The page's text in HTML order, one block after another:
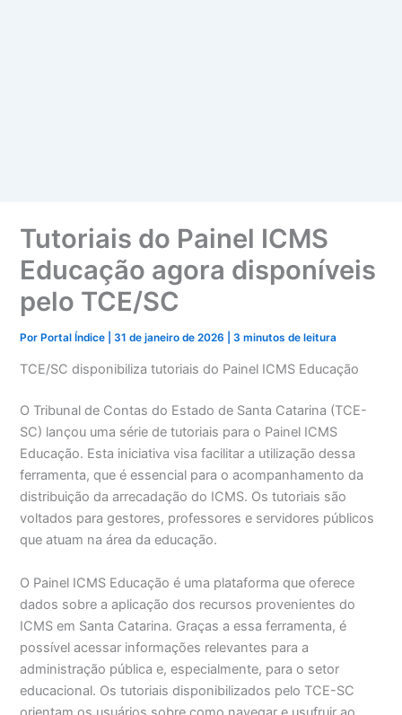
Tutoriais do Painel ICMS
Educação agora disponíveis
pelo TCE/SC
PorPortal Índice |31 de janeiro de 2026 |3 minutos de leitura
TCE/SC disponibiliza tutoriais do Painel ICMS Educação
O Tribunal de Contas do Estado de Santa Catarina (TCE-
SC) lançou uma série de tutoriais para o Painel ICMS
Educação. Esta iniciativa visa facilitar a utilização dessa
ferramenta, que é essencial para o acompanhamento da
distribuição da arrecadação do ICMS. Os tutoriais são
voltados para gestores, professores e servidores públicos
que atuam na área da educação.
O Painel ICMS Educação é uma plataforma que oferece
dados sobre a aplicação dos recursos provenientes do
ICMS em Santa Catarina. Graças a essa ferramenta, é
possível acessar informações relevantes para a
administração pública e, especialmente, para o setor
educacional. Os tutoriais disponibilizados pelo TCE-SC